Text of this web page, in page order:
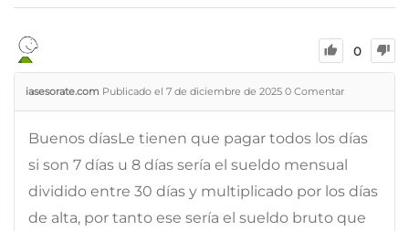
0
iasesorate.com Publicado el 7 de diciembre de 2025 0 Comentar
Buenos díasLe tienen que pagar todos los días
si son 7 días u 8 días sería el sueldo mensual
dividido entre 30 días y multiplicado por los días
de alta, por tanto ese sería el sueldo bruto que